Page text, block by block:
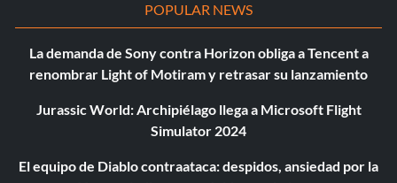
POPULAR NEWS
La demanda de Sony contra Horizon obliga a Tencent a
renombrar Light of Motiram y retrasar su lanzamiento
Jurassic World: Archipiélago llega a Microsoft Flight
Simulator 2024
El equipo de Diablo contraataca: despidos, ansiedad por la